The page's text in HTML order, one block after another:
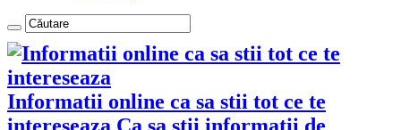
Informatii online ca sa stii tot ce te